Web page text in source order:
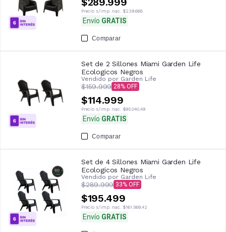
Precio s/imp. nac. $239.668
Envío GRATIS
Comparar
Set de 2 Sillones Miami Garden Life
Ecologicos Negros
Vendido por Garden Life
$159.999 28
$114.999
Precio s/imp. nac. $95.040,49
Envío GRATIS
Comparar
Set de 4 Sillones Miami Garden Life
Ecologicos Negros
Vendido por Garden Life
$289.999 33
$195.499
Precio s/imp. nac. $161.569,42
Envío GRATIS